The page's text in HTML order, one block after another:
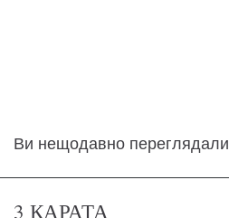
Ви нещодавно переглядали
3 КАРАТА